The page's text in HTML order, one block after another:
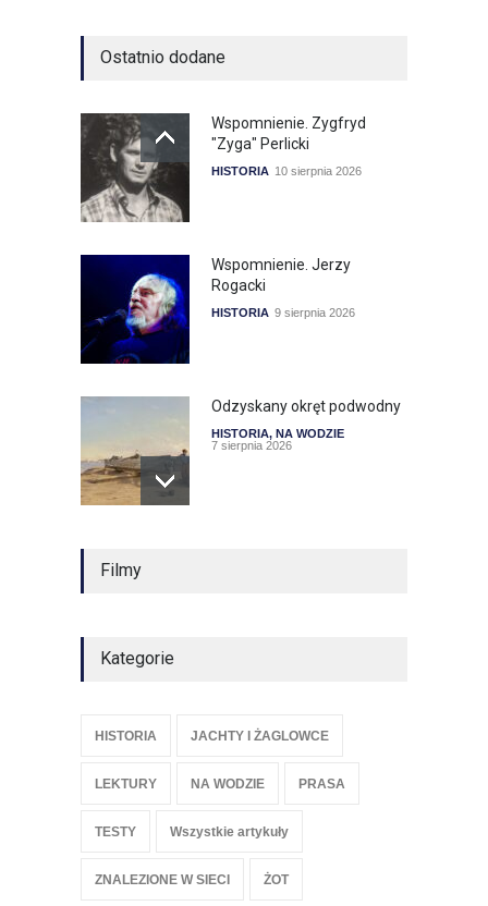
Ostatnio dodane
Wspomnienie. Zygfryd
"Zyga" Perlicki
HISTORIA 10 sierpnia 2026
Wspomnienie. Jerzy
Rogacki
HISTORIA 9 sierpnia 2026
Odzyskany okręt podwodny
HISTORIA, NA WODZIE
7 sierpnia 2026
HISTORIA 6 sierpnia 2026
Filmy
Kategorie
HISTORIA JACHTY I ŻAGLOWCE
LEKTURY NA WODZIE PRASA
TESTY Wszystkie artykuły
ZNALEZIONE W SIECI ŻOT